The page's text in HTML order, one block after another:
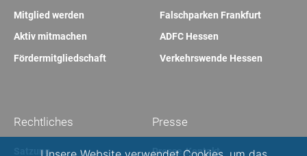
Falschparken Frankfurt
ADFC Hessen
Verkehrswende Hessen
Mitglied werden
Aktiv mitmachen
Fördermitgliedschaft
Presse
Presse-Kontakt
Rechtliches
Satzung